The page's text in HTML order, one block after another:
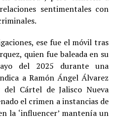
sentimentales con
ese fue el móvil tras
quien fue baleada en su
del 2025 durante una
a Ramón Ángel Álvarez
del Cártel de Jalisco Nueva
el crimen a instancias de
la ‘influencer’ mantenía un